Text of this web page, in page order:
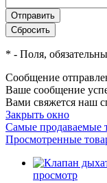
* - Поля,
Сообщение
Ваше сообщение
Вами свяжется наш
Закрыть окно
Самые продаваемые
Просмотренные
просмотр